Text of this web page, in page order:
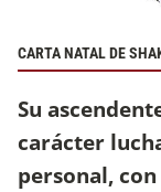
CARTA NATAL DE
Su
carácter
personal,